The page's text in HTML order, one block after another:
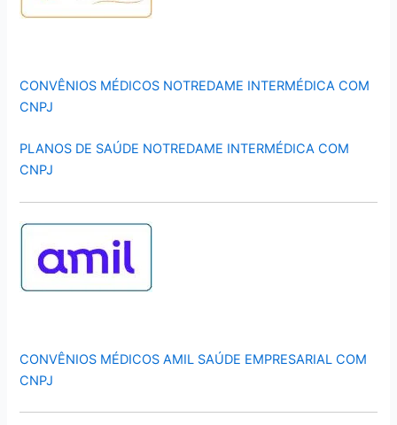
CONVÊNIOS MÉDICOS NOTREDAME INTERMÉDICA COM
CNPJ
PLANOS DE SAÚDE NOTREDAME INTERMÉDICA COM
CNPJ
CONVÊNIOS MÉDICOS AMIL SAÚDE EMPRESARIAL COM
CNPJ